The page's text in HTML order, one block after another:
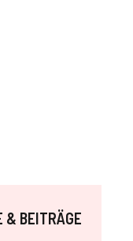
& BEITRÄGE